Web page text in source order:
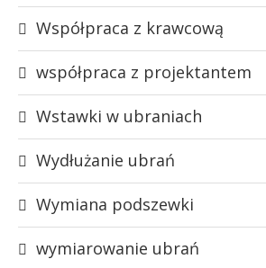
Współpraca z krawcową
współpraca z projektantem
Wstawki w ubraniach
Wydłużanie ubrań
Wymiana podszewki
wymiarowanie ubrań